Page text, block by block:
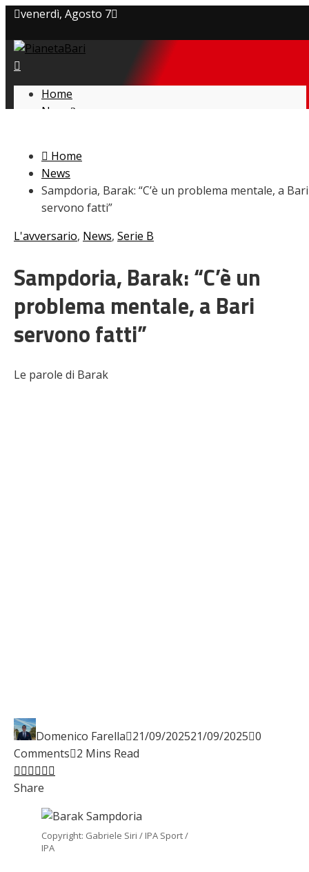
venerdì, Agosto 7
Privacy policy
Cookie Policy
Home
News
L’avversario
Giovanili
Le pagelle
Interviste
Focus
Serie B
Video
Home
News
Sampdoria, Barak: “C’è un problema mentale, a Bari
servono fatti”
L'avversario, News, Serie B
Sampdoria, Barak: “C’è un
problema mentale, a Bari
servono fatti”
Le parole di Barak
Domenico Farella 21/09/202521/09/2025 0
Comments 2 Mins Read
Facebook
Twitter
LinkedIn
Pinterest
Stumbleupon
Share
Copyright: Gabriele Siri / IPA Sport /
IPA